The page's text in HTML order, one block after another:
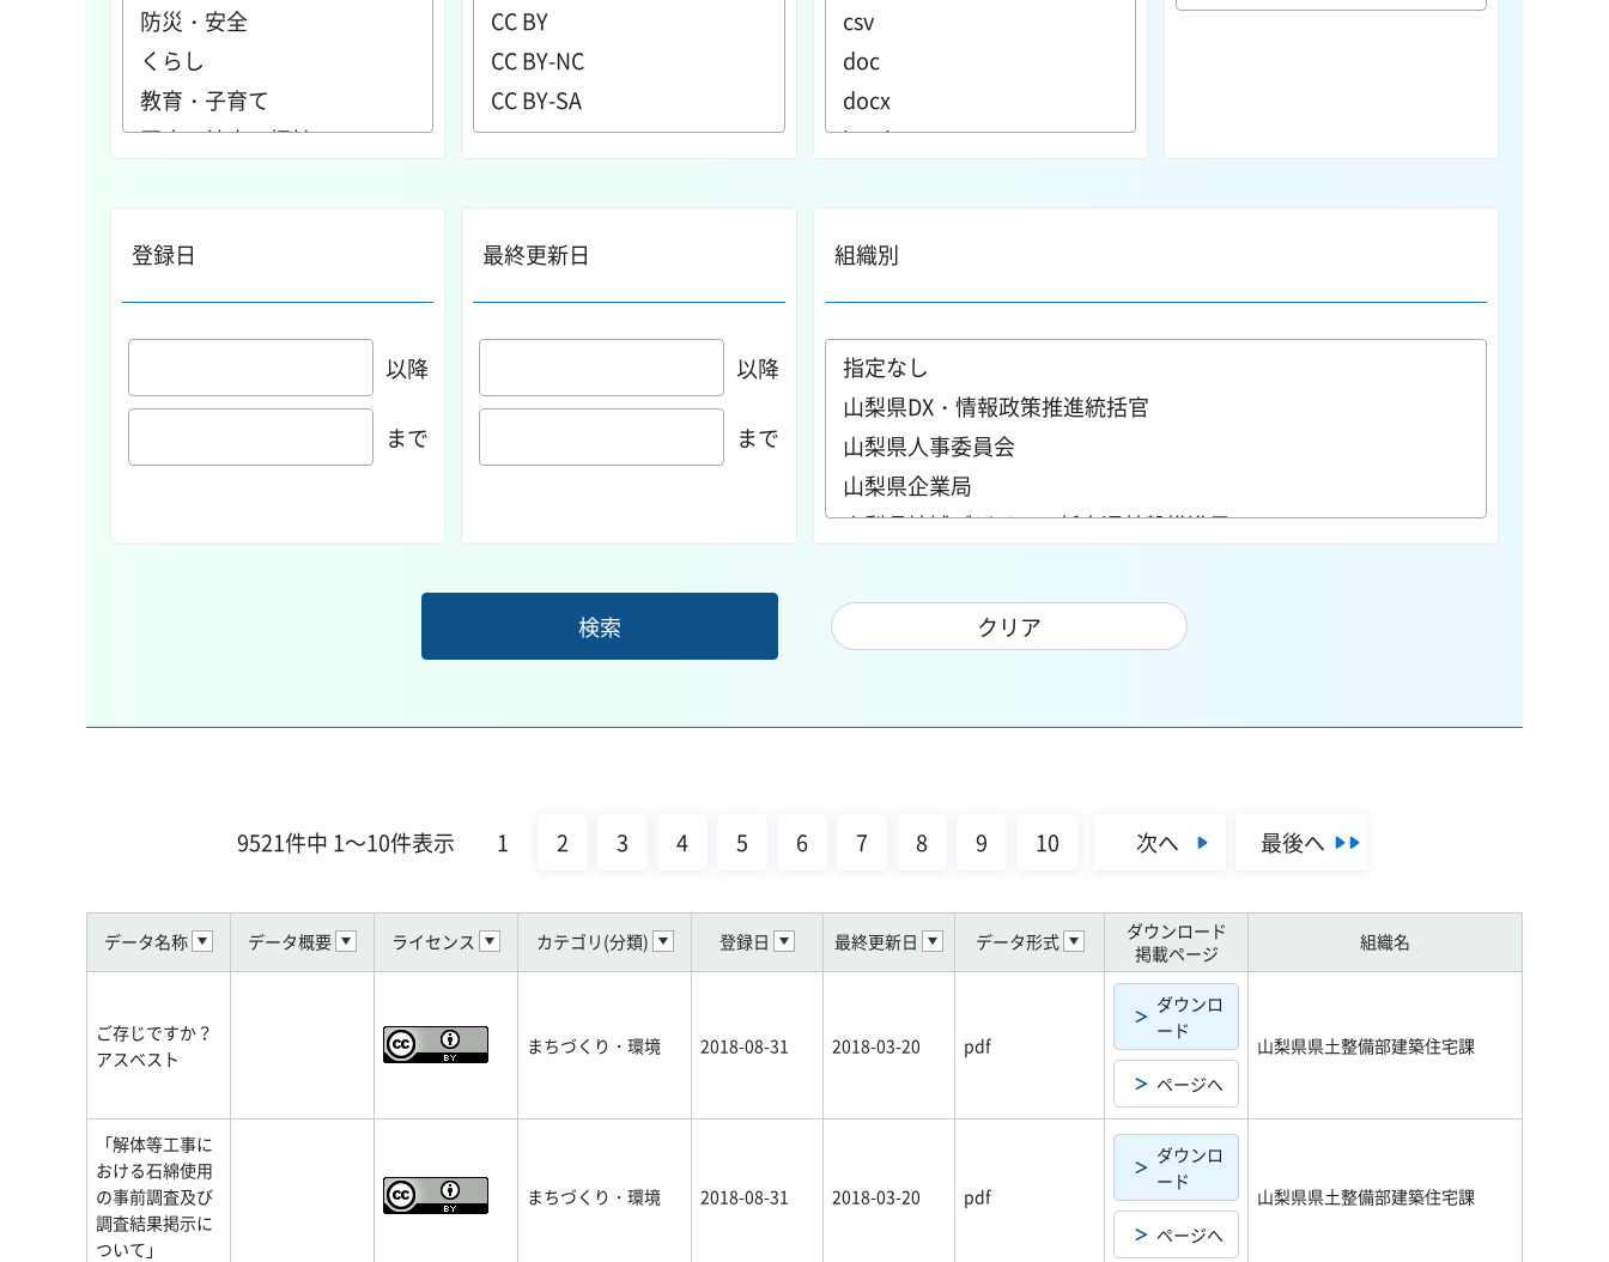
登録日
以降
まで
最終更新日
以降
まで
組織別
9521件中 1～10件表示 1 2 3 4 5 6 7 8 9 10 次へ 最後へ
データ名称 データ概要 ライセンス カテゴリ(分類) 登録日 最終更新日 データ形式
ダウンロード
掲載ページ
組織名
ご存じですか？
アスベスト
まちづくり・環境 2018-08-31 2018-03-20 pdf
ダウンロ
ード
ページへ
山梨県県土整備部建築住宅課
「解体等工事に
おける石綿使用
の事前調査及び
調査結果掲示に
ついて」
まちづくり・環境 2018-08-31 2018-03-20 pdf
ダウンロ
ード
ページへ
山梨県県土整備部建築住宅課